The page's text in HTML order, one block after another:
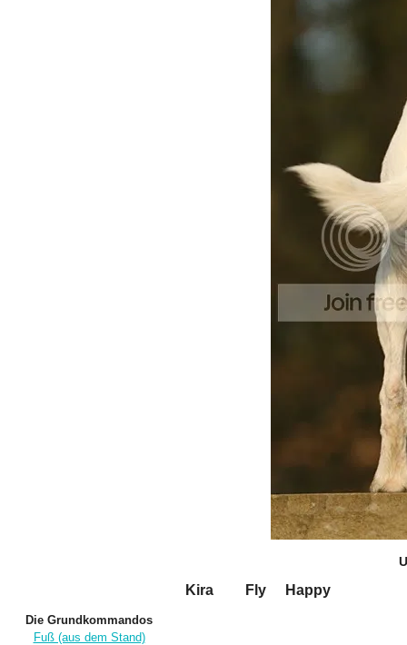
Kira Fly Happy
Die Grundkommandos
Fuß (aus dem Stand)